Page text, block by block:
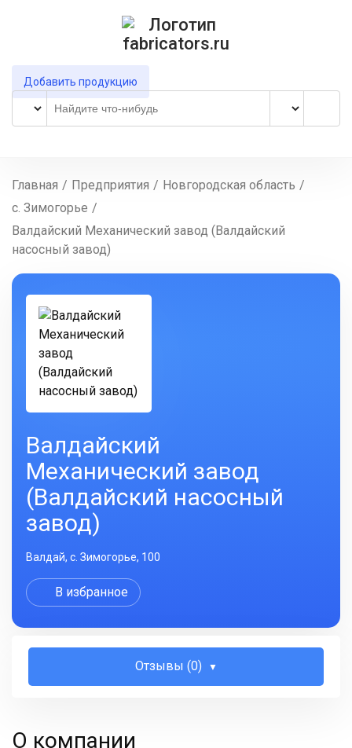
Добавить продукцию
Главная / Предприятия / Новгородская область /
с. Зимогорье /
Валдайский Механический завод (Валдайский
насосный завод)
Валдайский
Механический завод
(Валдайский насосный
завод)
Валдай, с. Зимогорье, 100
В избранное
Отзывы (0)
О компании